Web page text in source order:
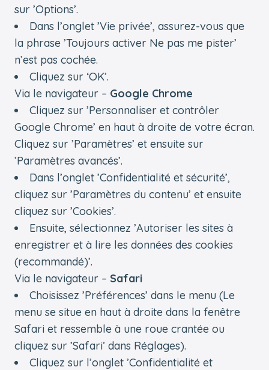
sur ’Options’.
Dans l’onglet ’Vie privée’, assurez-vous que
la phrase ’Toujours activer Ne pas me pister’
n’est pas cochée.
Cliquez sur ‘OK’.
Via le navigateur – Google Chrome
Cliquez sur ’Personnaliser et contrôler
Google Chrome’ en haut à droite de votre écran.
Cliquez sur ’Paramètres’ et ensuite sur
’Paramètres avancés’.
Dans l’onglet ’Confidentialité et sécurité’,
cliquez sur ’Paramètres du contenu’ et ensuite
cliquez sur ’Cookies’.
Ensuite, sélectionnez ’Autoriser les sites à
enregistrer et à lire les données des cookies
(recommandé)’.
Via le navigateur – Safari
Choisissez ’Préférences’ dans le menu (Le
menu se situe en haut à droite dans la fenêtre
Safari et ressemble à une roue crantée ou
cliquez sur ’Safari’ dans Réglages).
Cliquez sur l’onglet ’Confidentialité et